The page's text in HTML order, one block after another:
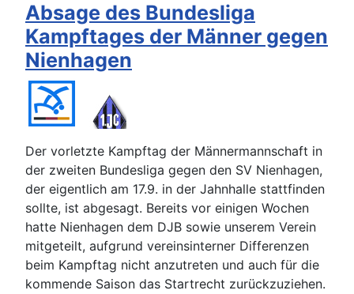
Absage des Bundesliga
Kampftages der Männer gegen
Nienhagen
Der vorletzte Kampftag der Männermannschaft in
der zweiten Bundesliga gegen den SV Nienhagen,
der eigentlich am 17.9. in der Jahnhalle stattfinden
sollte, ist abgesagt. Bereits vor einigen Wochen
hatte Nienhagen dem DJB sowie unserem Verein
mitgeteilt, aufgrund vereinsinterner Differenzen
beim Kampftag nicht anzutreten und auch für die
kommende Saison das Startrecht zurückzuziehen.